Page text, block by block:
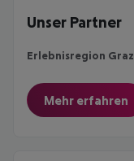
Unser Partner
Erlebnisregion Graz
Mehr erfahren